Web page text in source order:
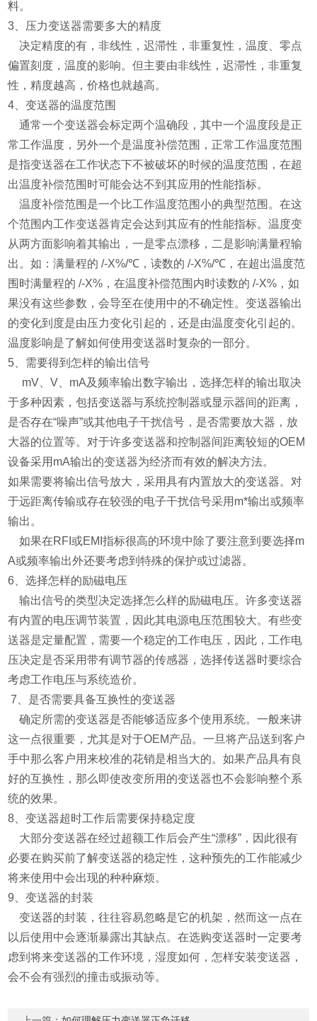
料。
3、压力变送器需要多大的精度
决定精度的有，非线性，迟滞性，非重复性，温度、零点
偏置刻度，温度的影响。但主要由非线性，迟滞性，非重复
性，精度越高，价格也就越高。
4、变送器的温度范围
通常一个变送器会标定两个温确段，其中一个温度段是正
常工作温度，另外一个是温度补偿范围，正常工作温度范围
是指变送器在工作状态下不被破坏的时候的温度范围，在超
出温度补偿范围时可能会达不到其应用的性能指标。
温度补偿范围是一个比工作温度范围小的典型范围。在这
个范围内工作变送器肯定会达到其应有的性能指标。温度变
从两方面影响着其输出，一是零点漂移，二是影响满量程输
出。如：满量程的 /-X%/℃，读数的 /-X%/℃，在超出温度范
围时满量程的 /-X%，在温度补偿范围内时读数的 /-X%，如
果没有这些参数，会导至在使用中的不确定性。变送器输出
的变化到度是由压力变化引起的，还是由温度变化引起的。
温度影响是了解如何使用变送器时复杂的一部分。
5、需要得到怎样的输出信号
mV、V、mA及频率输出数字输出，选择怎样的输出取决
于多种因素，包括变送器与系统控制器或显示器间的距离，
是否存在“噪声”或其他电子干扰信号，是否需要放大器，放
大器的位置等。对于许多变送器和控制器间距离较短的OEM
设备采用mA输出的变送器为经济而有效的解决方法。
如果需要将输出信号放大，采用具有内置放大的变送器。对
于远距离传输或存在较强的电子干扰信号采用m*输出或频率
输出。
如果在RFI或EMI指标很高的环境中除了要注意到要选择m
A或频率输出外还要考虑到特殊的保护或过滤器。
6、选择怎样的励磁电压
输出信号的类型决定选择怎么样的励磁电压。许多变送器
有内置的电压调节装置，因此其电源电压范围较大。有些变
送器是定量配置，需要一个稳定的工作电压，因此，工作电
压决定是否采用带有调节器的传感器，选择传送器时要综合
考虑工作电压与系统造价。
7、是否需要具备互换性的变送器
确定所需的变送器是否能够适应多个使用系统。一般来讲
这一点很重要，尤其是对于OEM产品。一旦将产品送到客户
手中那么客户用来校准的花销是相当大的。如果产品具有良
好的互换性，那么即使改变所用的变送器也不会影响整个系
统的效果。
8、变送器超时工作后需要保持稳定度
大部分变送器在经过超额工作后会产生“漂移”，因此很有
必要在购买前了解变送器的稳定性，这种预先的工作能减少
将来使用中会出现的种种麻烦。
9、变送器的封装
变送器的封装，往往容易忽略是它的机架，然而这一点在
以后使用中会逐渐暴露出其缺点。在选购变送器时一定要考
虑到将来变送器的工作环境，湿度如何，怎样安装变送器，
会不会有强烈的撞击或振动等。